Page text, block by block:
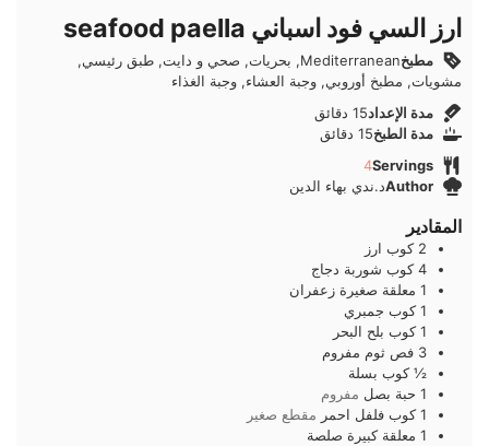
ارز السي فود اسباني seafood paella
مطبخ
Mediterranean, بحريات, صحي و دايت, طبق رئيسي,
مشويات, مطبخ أوروبي, وجبة العشاء, وجبة الغذاء
مدة الإعداد15دقائق
دقائق
مدة الطبخ15دقائق
دقائق
Servings
4
Authorد.ندي بهاء الدين
المقادير
2 كوب ارز
4 كوب شوربة دجاج
1 معلقة صغيرة زعفران
1 كوب جمبري
1 كوب بلح البحر
3 فص ثوم مفروم
½ كوب بسلة
1 حبة بصل مفروم
1 كوب فلفل احمر مقطع صغير
1 معلقة كبيرة صلصة